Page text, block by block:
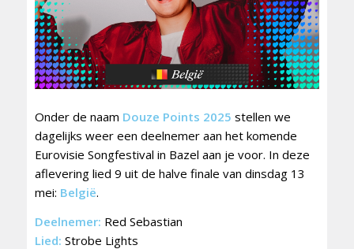
Onder de naam Douze Points 2025 stellen we
dagelijks weer een deelnemer aan het komende
Eurovisie Songfestival in Bazel aan je voor. In deze
aflevering lied 9 uit de halve finale van dinsdag 13
mei: België.
Deelnemer: Red Sebastian
Lied: Strobe Lights